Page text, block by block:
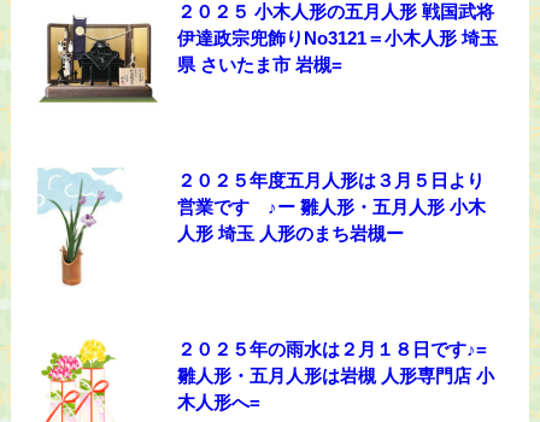
２０２５ 小木人形の五月人形 戦国武将
伊達政宗兜飾りNo3121＝小木人形 埼玉
県 さいたま市 岩槻=
２０２５年度五月人形は３月５日より
営業です ♪ー 雛人形・五月人形 小木
人形 埼玉 人形のまち岩槻ー
２０２５年の雨水は２月１８日です♪=
雛人形・五月人形は岩槻 人形専門店 小
木人形へ=